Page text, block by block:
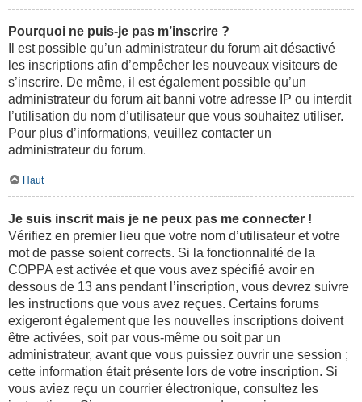
Pourquoi ne puis-je pas m’inscrire ?
Il est possible qu’un administrateur du forum ait désactivé
les inscriptions afin d’empêcher les nouveaux visiteurs de
s’inscrire. De même, il est également possible qu’un
administrateur du forum ait banni votre adresse IP ou interdit
l’utilisation du nom d’utilisateur que vous souhaitez utiliser.
Pour plus d’informations, veuillez contacter un
administrateur du forum.
Haut
Je suis inscrit mais je ne peux pas me connecter !
Vérifiez en premier lieu que votre nom d’utilisateur et votre
mot de passe soient corrects. Si la fonctionnalité de la
COPPA est activée et que vous avez spécifié avoir en
dessous de 13 ans pendant l’inscription, vous devrez suivre
les instructions que vous avez reçues. Certains forums
exigeront également que les nouvelles inscriptions doivent
être activées, soit par vous-même ou soit par un
administrateur, avant que vous puissiez ouvrir une session ;
cette information était présente lors de votre inscription. Si
vous aviez reçu un courrier électronique, consultez les